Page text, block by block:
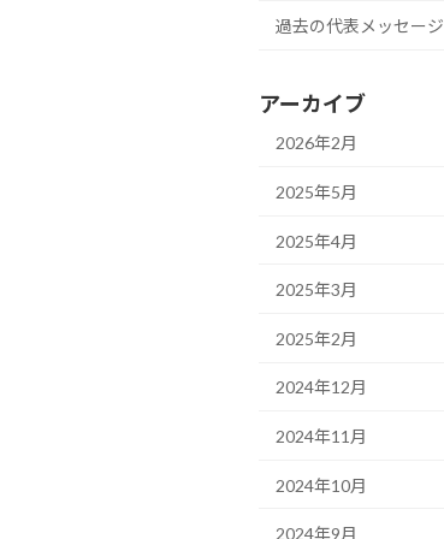
過去の代表メッセージ
アーカイブ
2026年2月
2025年5月
2025年4月
2025年3月
2025年2月
2024年12月
2024年11月
2024年10月
2024年9月